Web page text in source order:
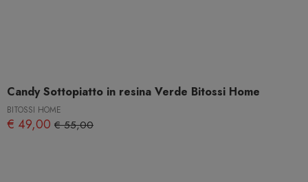
Candy Sottopiatto in resina Verde Bitossi Home
BITOSSI HOME
€ 49,00 € 55,00